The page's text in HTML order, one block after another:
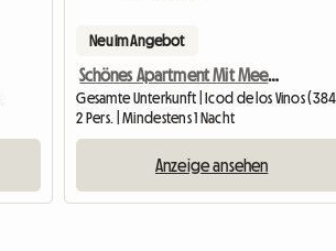
Neu im Angebot
Schönes Apartment Mit Meerblick Und Balkon
2 Pers. | Mindestens 1 Nacht
Anzeige ansehen